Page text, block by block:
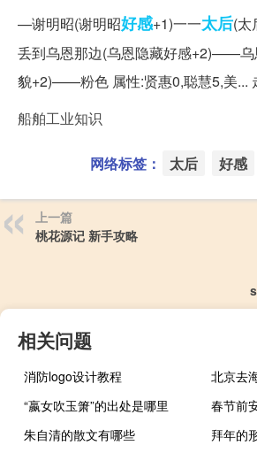
—谢明昭(谢明昭好感+1)一一太后(
丢到乌恩那边(乌恩隐藏好感+2)——
貌+2)——粉色 属性:贤惠0,聪慧5,美...
船舶工业知识
网络标签： 太后 好感
上一篇
桃花源记 新手攻略
相关问题
消防logo设计教程
北京去
“嬴女吹玉箫”的出处是哪里
春节前
朱自清的散文有哪些
拜年的